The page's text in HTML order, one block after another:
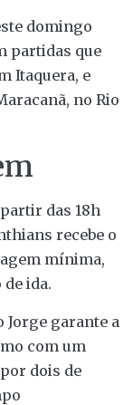
domingo
partidas que
Itaquera, e
no Rio
das 18h
recebe o
mínima,
ida.
Jorge garante a
com um
dois de